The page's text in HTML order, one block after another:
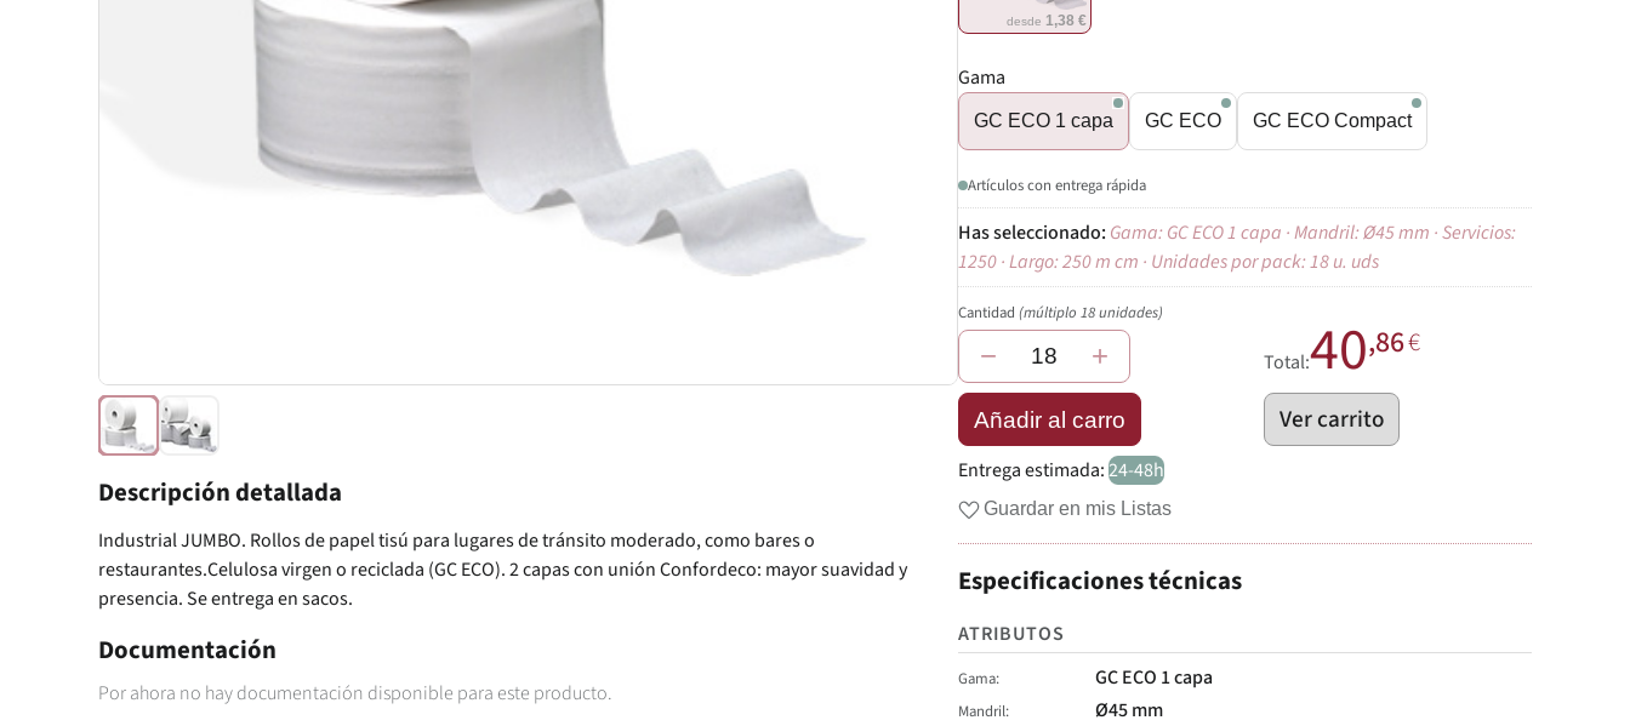
Descripción detallada
Industrial JUMBO. Rollos de papel tisú para lugares de tránsito moderado, como bares o
restaurantes.Celulosa virgen o reciclada (GC ECO). 2 capas con unión Confordeco: mayor suavidad y
presencia. Se entrega en sacos.
Documentación
Por ahora no hay documentación disponible para este producto.
desde 1,38 €
Gama
GC ECO 1 capa GC ECO GC ECO Compact
Artículos con entrega rápida
Gama: GC ECO 1 capa · Mandril: Ø45 mm · Servicios:
1250 · Largo: 250 m cm · Unidades por pack: 18 u. uds
Cantidad(múltiplo 18 unidades)
− +
Añadir al carro
Total:40,86€
Ver carrito
Entrega estimada:24-48h
Guardar en mis Listas
Especificaciones técnicas
ATRIBUTOS
Gama GC ECO 1 capa
Mandril Ø45 mm